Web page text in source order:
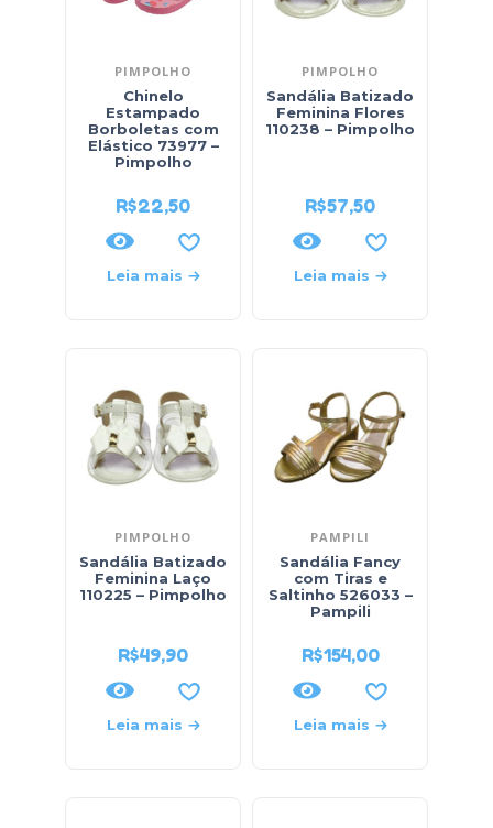
PIMPOLHO
Chinelo
Estampado
Borboletas com
Elástico 73977 –
Pimpolho
R$22,50
Leia mais
PIMPOLHO
Sandália Batizado
Feminina Flores
110238 – Pimpolho
R$57,50
Leia mais
PIMPOLHO
Sandália Batizado
Feminina Laço
110225 – Pimpolho
R$49,90
Leia mais
PAMPILI
Sandália Fancy
com Tiras e
Saltinho 526033 –
Pampili
R$154,00
Leia mais